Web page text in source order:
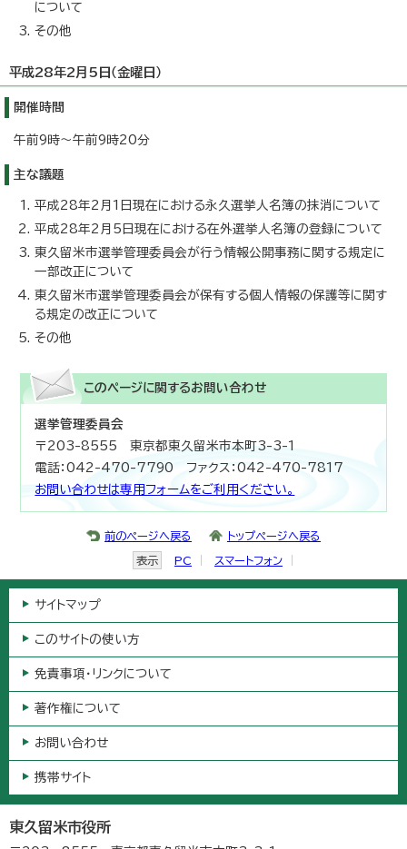
について
その他
平成28年2月5日（金曜日）
開催時間
午前9時～午前9時20分
主な議題
平成28年2月1日現在における永久選挙人名簿の抹消について
平成28年2月5日現在における在外選挙人名簿の登録について
東久留米市選挙管理委員会が行う情報公開事務に関する規定に
一部改正について
東久留米市選挙管理委員会が保有する個人情報の保護等に関す
る規定の改正について
その他
このページに関するお問い合わせ
選挙管理委員会
〒203-8555 東京都東久留米市本町3-3-1
電話：042-470-7790 ファクス：042-470-7817
お問い合わせは専用フォームをご利用ください。
前のページへ戻る トップページへ戻る
表示 PC スマートフォン
サイトマップ
このサイトの使い方
免責事項・リンクについて
著作権について
お問い合わせ
携帯サイト
東久留米市役所